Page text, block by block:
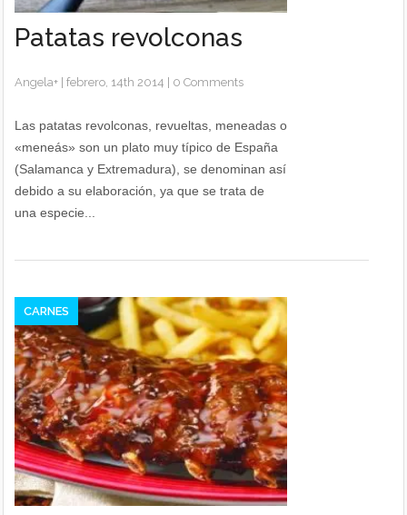
Patatas revolconas
Angela+ |febrero, 14th 2014 0 Comments
Las patatas revolconas, revueltas, meneadas o
«meneás» son un plato muy típico de España
(Salamanca y Extremadura), se denominan así
debido a su elaboración, ya que se trata de
una especie...
CARNES